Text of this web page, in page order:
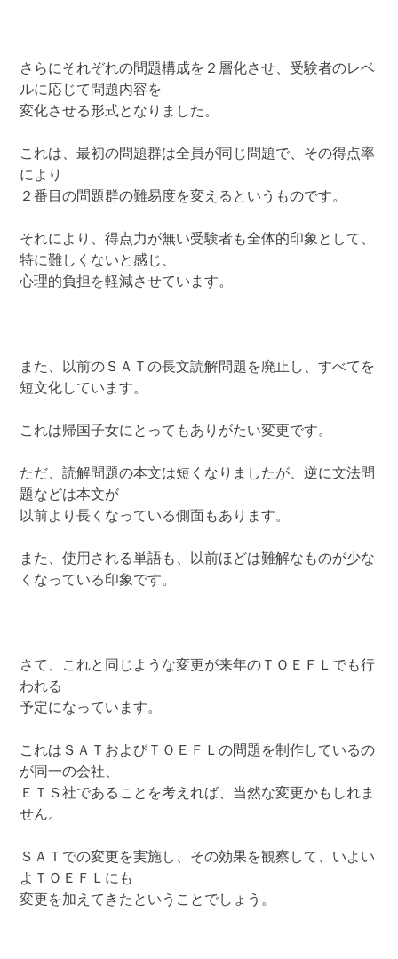
さらにそれぞれの問題構成を２層化させ、受験者のレベ
ルに応じて問題内容を
変化させる形式となりました。
これは、最初の問題群は全員が同じ問題で、その得点率
により
２番目の問題群の難易度を変えるというものです。
それにより、得点力が無い受験者も全体的印象として、
特に難しくないと感じ、
心理的負担を軽減させています。
また、以前のＳＡＴの長文読解問題を廃止し、すべてを
短文化しています。
これは帰国子女にとってもありがたい変更です。
ただ、読解問題の本文は短くなりましたが、逆に文法問
題などは本文が
以前より長くなっている側面もあります。
また、使用される単語も、以前ほどは難解なものが少な
くなっている印象です。
さて、これと同じような変更が来年のＴＯＥＦＬでも行
われる
予定になっています。
これはＳＡＴおよびＴＯＥＦＬの問題を制作しているの
が同一の会社、
ＥＴＳ社であることを考えれば、当然な変更かもしれま
せん。
ＳＡＴでの変更を実施し、その効果を観察して、いよい
よＴＯＥＦＬにも
変更を加えてきたということでしょう。